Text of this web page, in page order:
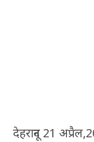
देहरादून 21